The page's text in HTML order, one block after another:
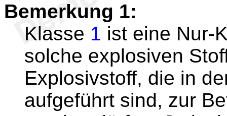
Bemerkung 1:
Klasse 1 ist eine Nur-
solche explosiven
Explosivstoff, die in
aufgeführt sind, zur